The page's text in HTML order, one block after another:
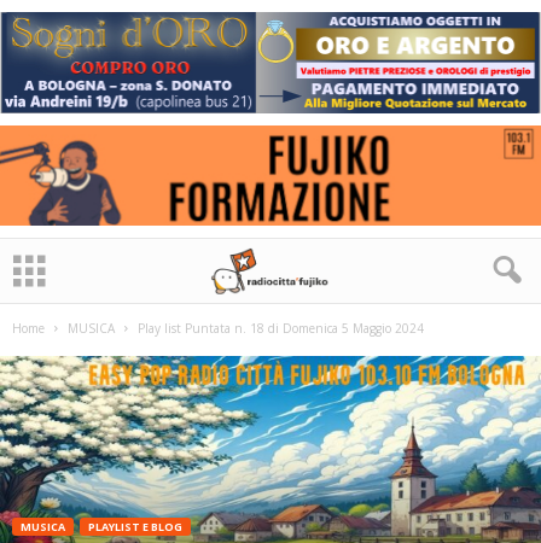
Home MUSICA Play list Puntata n. 18 di Domenica 5 Maggio 2024
MUSICA PLAYLIST E BLOG